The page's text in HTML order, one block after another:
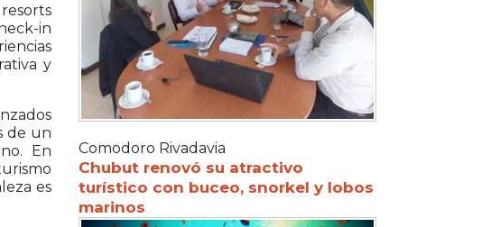
in
y
de un
En
es
Comodoro Rivadavia
Chubut renovó su atractivo
turístico con buceo, snorkel y lobos
marinos